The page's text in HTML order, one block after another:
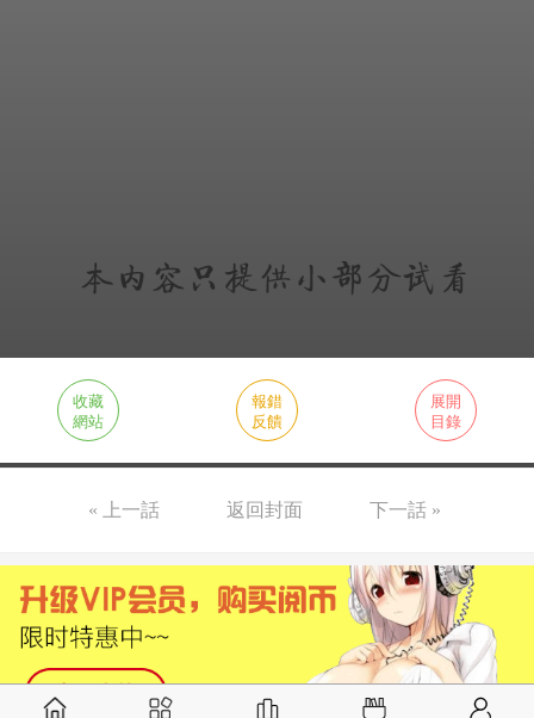
收藏
網站
報錯
反饋
展開
目錄
« 上一話 返回封面 下一話 »